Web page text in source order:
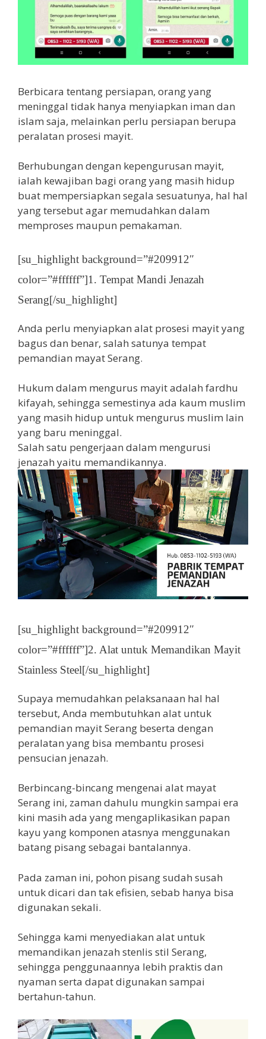
Berbicara tentang persiapan, orang yang
meninggal tidak hanya menyiapkan iman dan
islam saja, melainkan perlu persiapan berupa
peralatan prosesi mayit.
Berhubungan dengan kepengurusan mayit,
ialah kewajiban bagi orang yang masih hidup
buat mempersiapkan segala sesuatunya, hal hal
yang tersebut agar memudahkan dalam
memproses maupun pemakaman.
[su_highlight background=”#209912″
color=”#ffffff”]1. Tempat Mandi Jenazah
Serang[/su_highlight]
Anda perlu menyiapkan alat prosesi mayit yang
bagus dan benar, salah satunya tempat
pemandian mayat Serang.
Hukum dalam mengurus mayit adalah fardhu
kifayah, sehingga semestinya ada kaum muslim
yang masih hidup untuk mengurus muslim lain
yang baru meninggal.
Salah satu pengerjaan dalam mengurusi
jenazah yaitu memandikannya.
[su_highlight background=”#209912″
color=”#ffffff”]2. Alat untuk Memandikan Mayit
Stainless Steel[/su_highlight]
Supaya memudahkan pelaksanaan hal hal
tersebut, Anda membutuhkan alat untuk
pemandian mayit Serang beserta dengan
peralatan yang bisa membantu prosesi
pensucian jenazah.
Berbincang-bincang mengenai alat mayat
Serang ini, zaman dahulu mungkin sampai era
kini masih ada yang mengaplikasikan papan
kayu yang komponen atasnya menggunakan
batang pisang sebagai bantalannya.
Pada zaman ini, pohon pisang sudah susah
untuk dicari dan tak efisien, sebab hanya bisa
digunakan sekali.
Sehingga kami menyediakan alat untuk
memandikan jenazah stenlis stil Serang,
sehingga penggunaannya lebih praktis dan
nyaman serta dapat digunakan sampai
bertahun-tahun.